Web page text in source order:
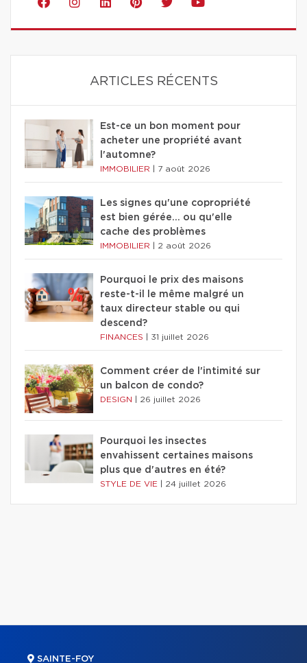
ARTICLES RÉCENTS
Est-ce un bon moment pour
acheter une propriété avant
l'automne?
IMMOBILIER 7 août 2026
Les signes qu'une copropriété
est bien gérée… ou qu'elle
cache des problèmes
IMMOBILIER 2 août 2026
Pourquoi le prix des maisons
reste-t-il le même malgré un
taux directeur stable ou qui
descend?
FINANCES 31 juillet 2026
Comment créer de l'intimité sur
un balcon de condo?
DESIGN 26 juillet 2026
Pourquoi les insectes
envahissent certaines maisons
plus que d'autres en été?
STYLE DE VIE 24 juillet 2026
SAINTE-FOY